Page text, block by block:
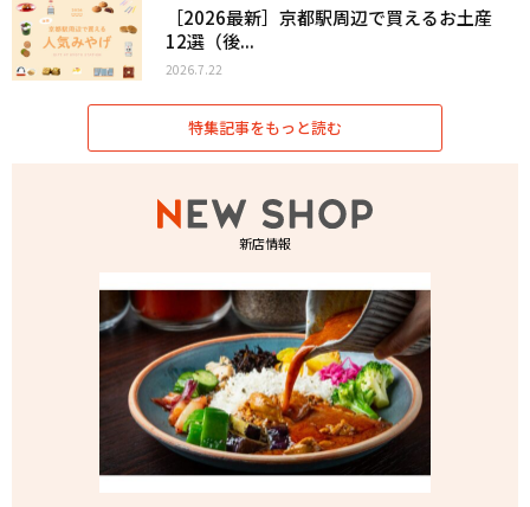
［2026最新］京都駅周辺で買えるお土産
12選（後...
2026.7.22
特集記事をもっと読む
新店情報